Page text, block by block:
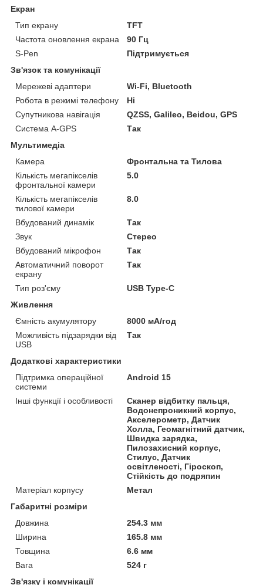
Екран
Тип екрану
TFT
Частота оновлення екрана
90 Гц
S-Pen
Підтримується
Зв'язок та комунікації
Мережеві адаптери
Wi-Fi, Bluetooth
Робота в режимі телефону
Ні
Супутникова навігація
QZSS, Galileo, Beidou, GPS
Система A-GPS
Так
Мультимедіа
Камера
Фронтальна та Тилова
Кількість мегапікселів
фронтальної камери
5.0
Кількість мегапікселів
тилової камери
8.0
Вбудований динамік
Так
Звук
Стерео
Вбудований мікрофон
Так
Автоматичний поворот
екрану
Так
Тип роз'єму
USB Type-C
Живлення
Ємність акумулятору
8000 мА/год
Можливість підзарядки від
USB
Так
Додаткові характеристики
Підтримка операційної
системи
Android 15
Інші функції і особливості
Сканер відбитку пальця,
Водонепроникний корпус,
Акселерометр, Датчик
Холла, Геомагнітний датчик,
Швидка зарядка,
Пилозахисний корпус,
Стилус, Датчик
освітленості, Гіроскоп,
Стійкість до подряпин
Матеріал корпусу
Метал
Габаритні розміри
Довжина
254.3 мм
Ширина
165.8 мм
Товщина
6.6 мм
Вага
524 г
Зв'язку і комунікації